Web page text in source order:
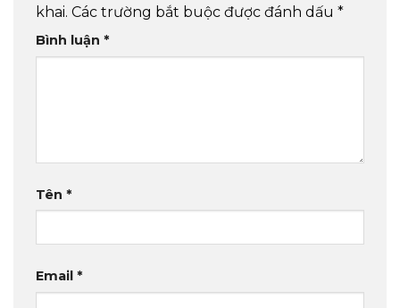
khai. Các trường bắt buộc được đánh dấu *
Bình luận *
Tên *
Email *